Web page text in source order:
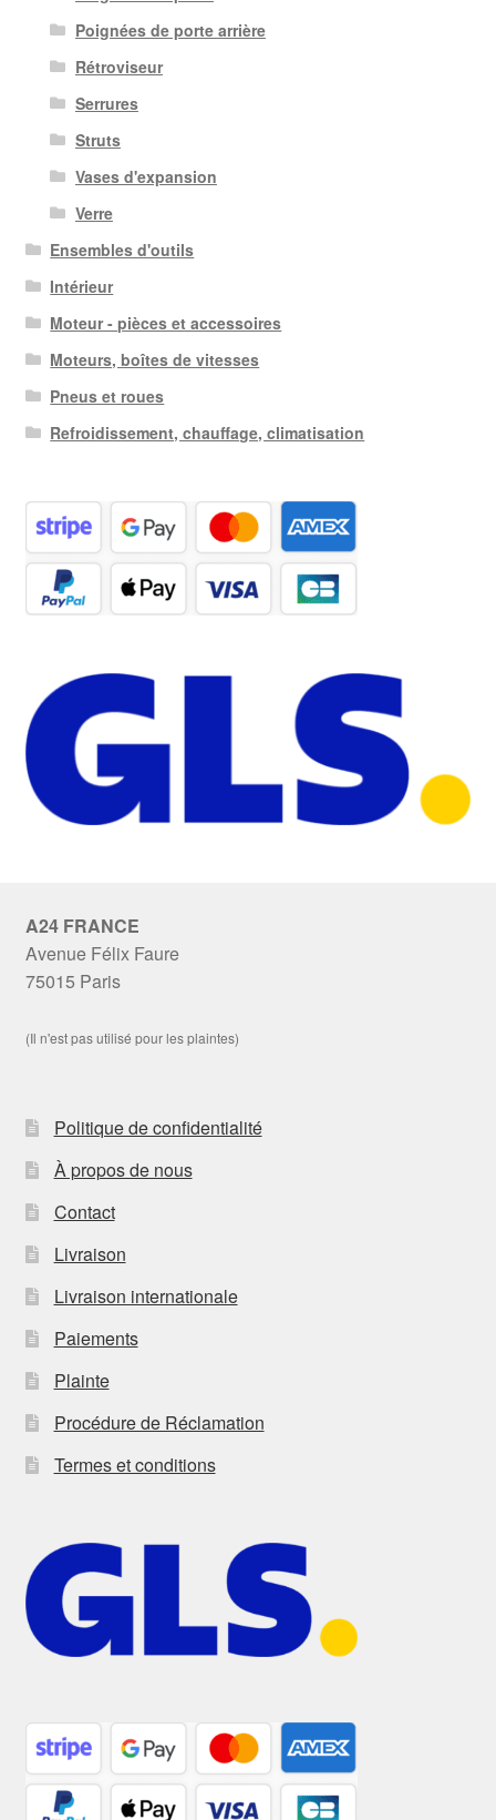
Poignées de porte arrière
Rétroviseur
Serrures
Struts
Vases d'expansion
Verre
Ensembles d'outils
Intérieur
Moteur - pièces et accessoires
Moteurs, boîtes de vitesses
Pneus et roues
Refroidissement, chauffage, climatisation
A24 FRANCE
Avenue Félix Faure
75015 Paris
(Il n'est pas utilisé pour les plaintes)
Politique de confidentialité
À propos de nous
Contact
Livraison
Livraison internationale
Paiements
Plainte
Procédure de Réclamation
Termes et conditions